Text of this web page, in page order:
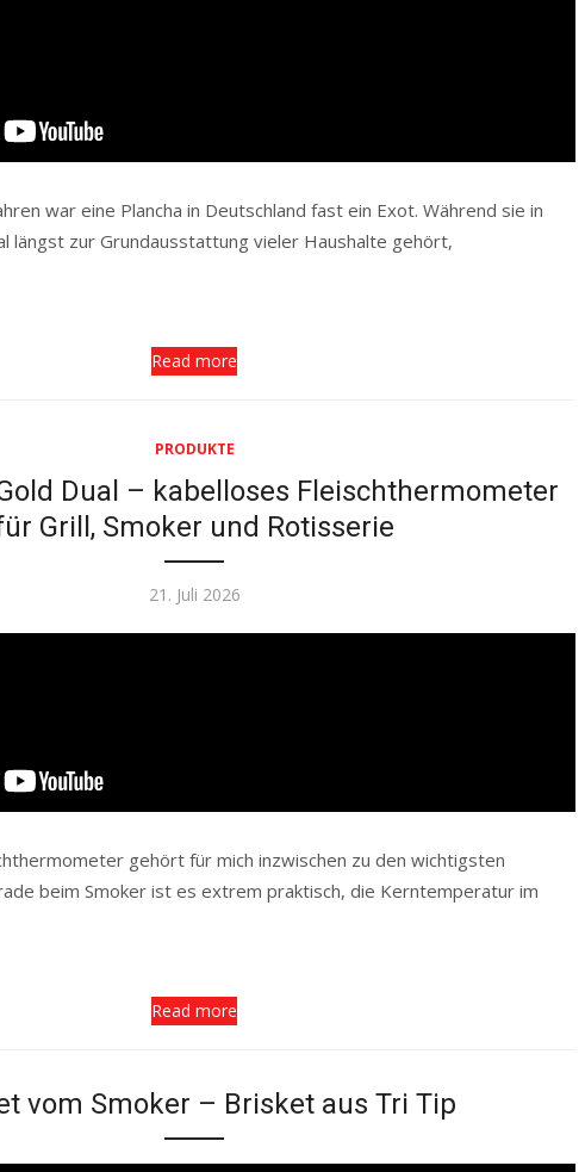
war eine Plancha in Deutschland fast ein Exot. Während sie in
längst zur Grundausstattung vieler Haushalte gehört,
Read more
PRODUKTE
Dual – kabelloses Fleischthermometer
Grill, Smoker und Rotisserie
Posted
21. Juli 2026
gehört für mich inzwischen zu den wichtigsten
beim Smoker ist es extrem praktisch, die Kerntemperatur im
Read more
vom Smoker – Brisket aus Tri Tip